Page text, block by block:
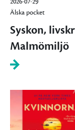
Älska pocket
Syskon,
Malmömiljö